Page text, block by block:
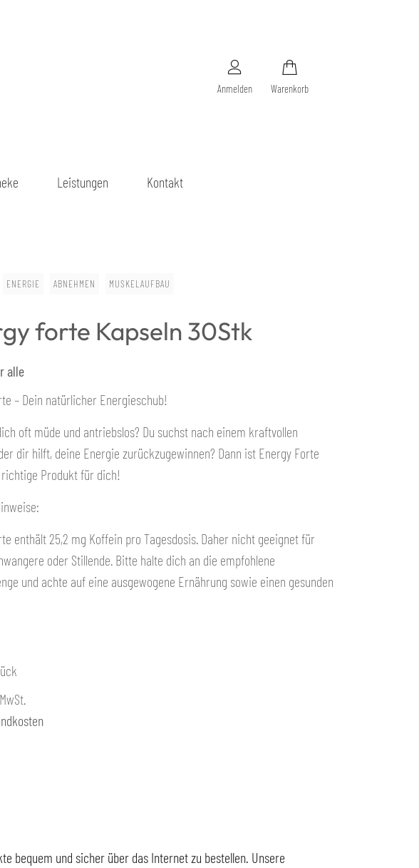
Anmelden Warenkorb
Leistungen Kontakt
ENERGIE ABNEHMEN MUSKELAUFBAU
forte Kapseln 30Stk
alle
– Dein natürlicher Energieschub!
oft müde und antriebslos? Du suchst nach einem kraftvollen
dir hilft, deine Energie zurückzugewinnen? Dann ist Energy Forte
richtige Produkt für dich!
enthält 25,2 mg Koffein pro Tagesdosis. Daher nicht geeignet für
oder Stillende. Bitte halte dich an die empfohlene
und achte auf eine ausgewogene Ernährung sowie einen gesunden
bequem und sicher über das Internet zu bestellen. Unsere